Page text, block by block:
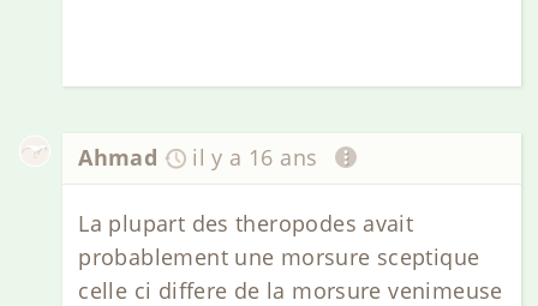
Ahmad il y a 16 ans
La plupart des theropodes avait
probablement une morsure sceptique
celle ci differe de la morsure venimeuse